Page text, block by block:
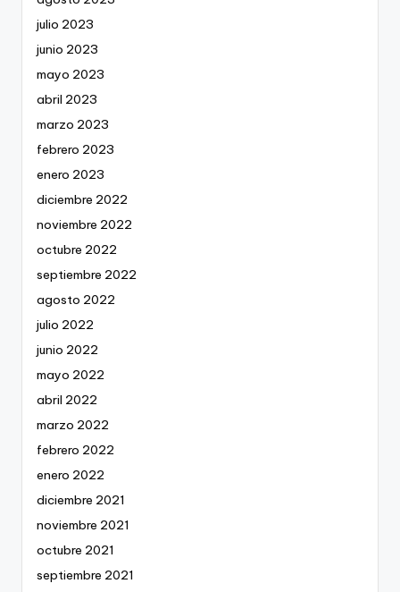
julio 2023
junio 2023
mayo 2023
abril 2023
marzo 2023
febrero 2023
enero 2023
diciembre 2022
noviembre 2022
octubre 2022
septiembre 2022
agosto 2022
julio 2022
junio 2022
mayo 2022
abril 2022
marzo 2022
febrero 2022
enero 2022
diciembre 2021
noviembre 2021
octubre 2021
septiembre 2021